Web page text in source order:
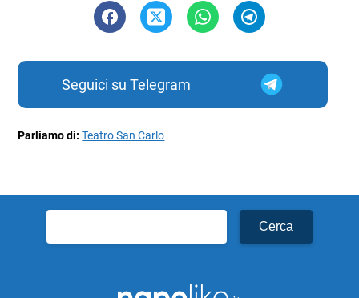
Seguici su Telegram
Parliamo di:Teatro San Carlo
per: